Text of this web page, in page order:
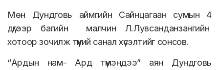
Мөн Дундговь аймгийн Сайнцагаан сумын 4
дүгээр багийн малчин Л.Лувсанданзангийн
хотоор зочилж түүний санал хүсэлтийг сонсов.
“Ардын нам- Ард түмэндээ” аян Дундговь